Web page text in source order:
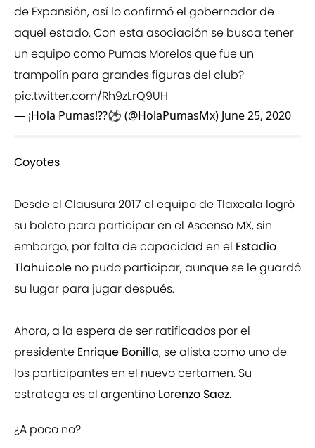
de Expansión, así lo confirmó el gobernador de
aquel estado. Con esta asociación se busca tener
un equipo como Pumas Morelos que fue un
trampolín para grandes figuras del club?
pic.twitter.com/Rh9zLrQ9UH
— ¡Hola Pumas!??⚽️ (@HolaPumasMx) June 25, 2020
Coyotes
Desde el Clausura 2017 el equipo de Tlaxcala logró
su boleto para participar en el Ascenso MX, sin
embargo, por falta de capacidad en el Estadio
Tlahuicole no pudo participar, aunque se le guardó
su lugar para jugar después.
Ahora, a la espera de ser ratificados por el
presidente Enrique Bonilla, se alista como uno de
los participantes en el nuevo certamen. Su
estratega es el argentino Lorenzo Saez.
¿A poco no?